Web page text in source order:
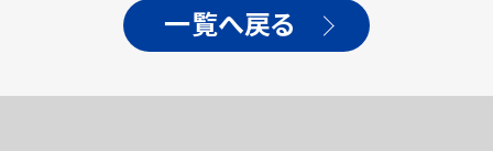
一覧へ戻る